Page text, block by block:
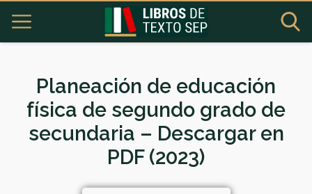
Planeación de educación
física de segundo grado de
secundaria – Descargar en
PDF (2023)